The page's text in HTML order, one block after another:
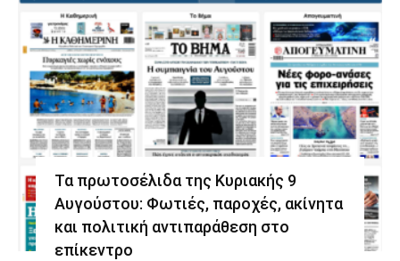
Τα πρωτοσέλιδα της Κυριακής 9
Αυγούστου: Φωτιές, παροχές, ακίνητα
και πολιτική αντιπαράθεση στο
επίκεντρο